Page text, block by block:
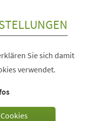
Sie sich damit
verwendet.